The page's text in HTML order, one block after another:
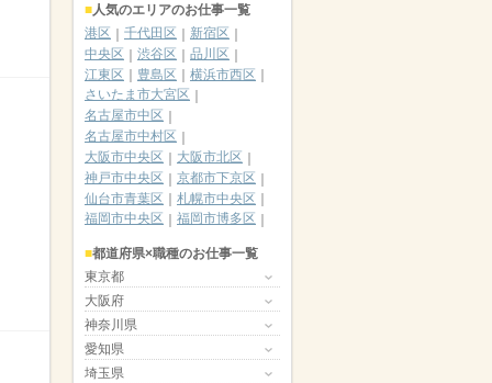
人気のエリアのお仕事一覧
港区
千代田区
新宿区
中央区
渋谷区
品川区
江東区
豊島区
横浜市西区
さいたま市大宮区
名古屋市中区
名古屋市中村区
大阪市中央区
大阪市北区
神戸市中央区
京都市下京区
仙台市青葉区
札幌市中央区
福岡市中央区
福岡市博多区
都道府県×職種のお仕事一覧
東京都
大阪府
神奈川県
愛知県
埼玉県